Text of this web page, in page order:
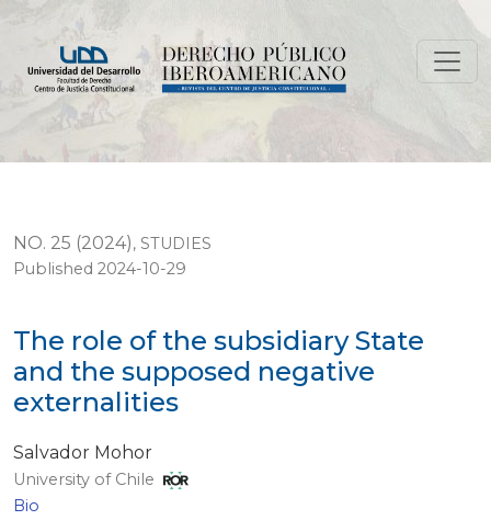
The role of the subsidiary State and the supposed
NO. 25 (2024), STUDIES
The role of the subsidiary State
and the supposed negative
externalities
Published 2024-10-29
Salvador Mohor
University of Chile
Bio